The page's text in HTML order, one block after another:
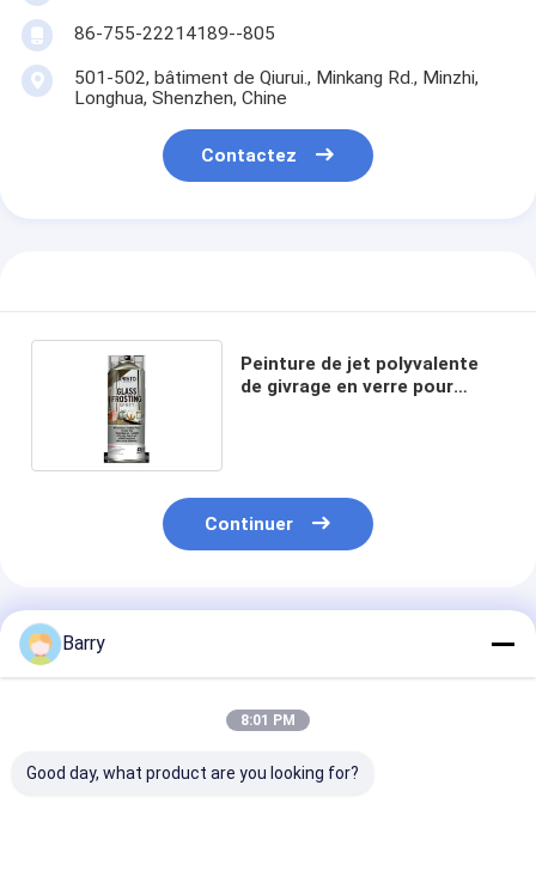
86-755-22214189--805
501-502, bâtiment de Qiurui., Minkang Rd., Minzhi,
Longhua, Shenzhen, Chine
Contactez
Peinture de jet polyvalente
de givrage en verre pour
Continuer
Produits Recommandés
Barry
8:01 PM
Good day, what product are you looking for?